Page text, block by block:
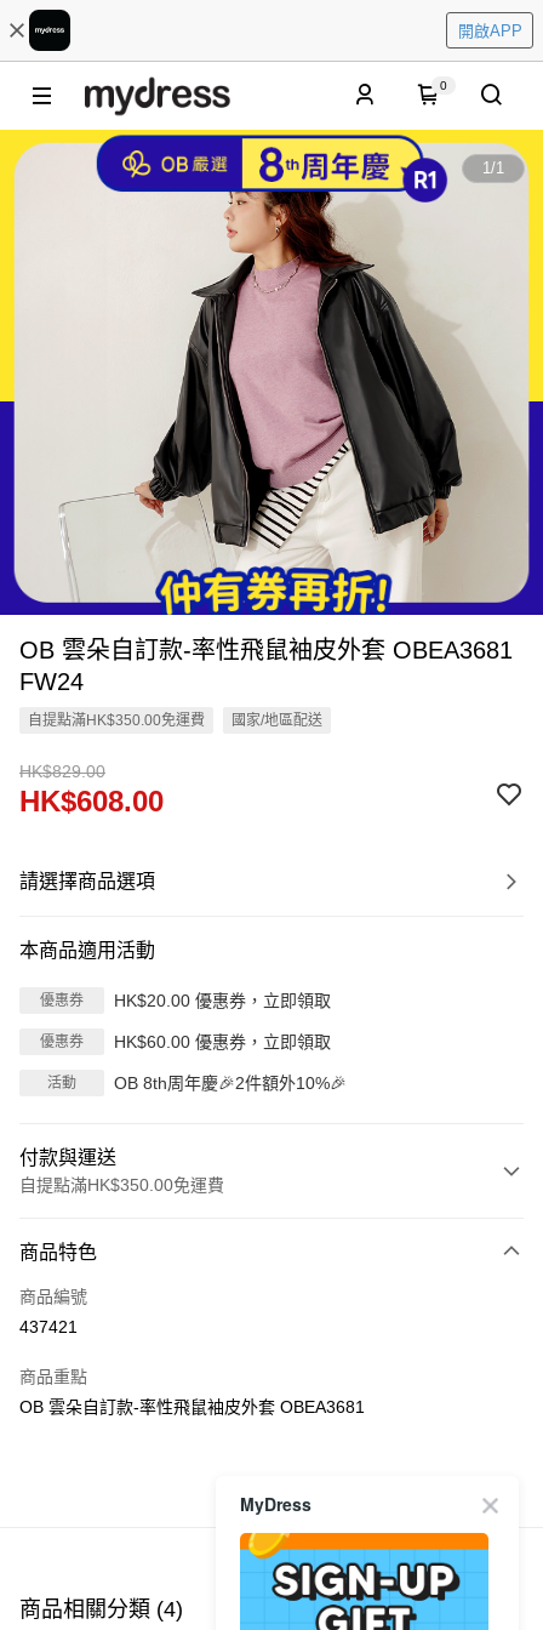
開啟APP
0
1/1
OB 雲朵自訂款-率性飛鼠袖皮外套 OBEA3681
FW24
自提點滿HK$350.00免運費 國家/地區配送
HK$829.00
HK$608.00
請選擇商品選項
本商品適用活動
優惠券 HK$20.00 優惠券，立即領取
優惠券 HK$60.00 優惠券，立即領取
活動 OB 8th周年慶🎉2件額外10%🎉
付款與運送
自提點滿HK$350.00免運費
信用卡
Apple Pay
PayMe
每筆HK$40.00，滿HK$350.00或以上免運費
付款後順豐站及營業點
商品特色
商品編號
437421
商品重點
OB 雲朵自訂款-率性飛鼠袖皮外套 OBEA3681
商品推薦
商品相關分類 (4)
MyDress